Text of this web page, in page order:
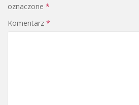
oznaczone *
Komentarz *